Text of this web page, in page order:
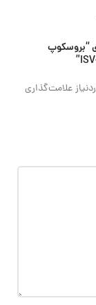
“بروسکوپ
علامت‌گذاری